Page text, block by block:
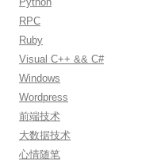
RPC
Ruby
Visual C++ && C#
Windows
Wordpress
前端技术
大数据技术
心情随笔